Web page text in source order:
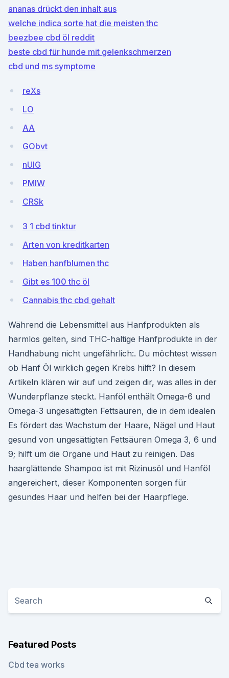
ananas drückt den inhalt aus
welche indica sorte hat die meisten thc
beezbee cbd öl reddit
beste cbd für hunde mit gelenkschmerzen
cbd und ms symptome
reXs
LO
AA
GObvt
nUlG
PMlW
CRSk
3 1 cbd tinktur
Arten von kreditkarten
Haben hanfblumen thc
Gibt es 100 thc öl
Cannabis thc cbd gehalt
Während die Lebensmittel aus Hanfprodukten als
harmlos gelten, sind THC-haltige Hanfprodukte in der
Handhabung nicht ungefährlich:. Du möchtest wissen
ob Hanf Öl wirklich gegen Krebs hilft? In diesem
Artikeln klären wir auf und zeigen dir, was alles in der
Wunderpflanze steckt. Hanföl enthält Omega-6 und
Omega-3 ungesättigten Fettsäuren, die in dem idealen
Es fördert das Wachstum der Haare, Nägel und Haut
gesund von ungesättigten Fettsäuren Omega 3, 6 und
9; hilft um die Organe und Haut zu reinigen. Das
haarglättende Shampoo ist mit Rizinusöl und Hanföl
angereichert, dieser Komponenten sorgen für
gesundes Haar und helfen bei der Haarpflege.
Featured Posts
Cbd tea works